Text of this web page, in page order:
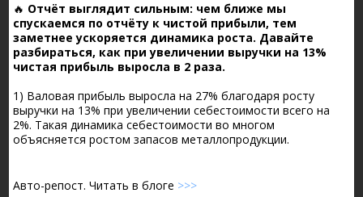
🔥 Отчёт выглядит сильным: чем ближе мы
спускаемся по отчёту к чистой прибыли, тем
заметнее ускоряется динамика роста. Давайте
разбираться, как при увеличении выручки на 13%
чистая прибыль выросла в 2 раза.
1) Валовая прибыль выросла на 27% благодаря росту
выручки на 13% при увеличении себестоимости всего на
2%. Такая динамика себестоимости во многом
объясняется ростом запасов металлопродукции.
Авто-репост. Читать в блоге >>>